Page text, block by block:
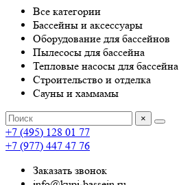
Все категории
Бассейны и аксессуары
Оборудование для бассейнов
Пылесосы для бассейна
Тепловые насосы для бассейна
Строительство и отделка
Сауны и хаммамы
×
+7 (495) 128 01 77
+7 (977) 447 47 76
Заказать звонок